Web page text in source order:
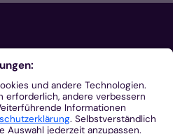
Aachen